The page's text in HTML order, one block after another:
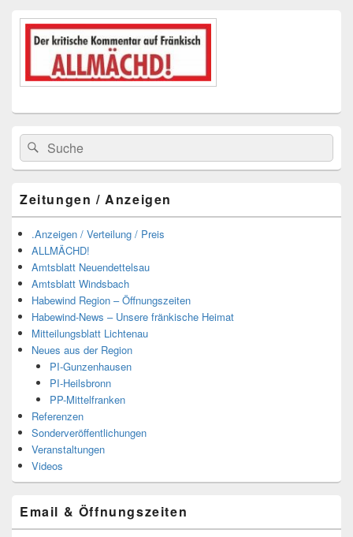
Suchen
nach:
Suchen
Zeitungen / Anzeigen
.Anzeigen / Verteilung / Preis
ALLMÄCHD!
Amtsblatt Neuendettelsau
Amtsblatt Windsbach
Habewind Region – Öffnungszeiten
Habewind-News – Unsere fränkische Heimat
Mitteilungsblatt Lichtenau
Neues aus der Region
PI-Gunzenhausen
PI-Heilsbronn
PP-Mittelfranken
Referenzen
Sonderveröffentlichungen
Veranstaltungen
Videos
Email & Öffnungszeiten